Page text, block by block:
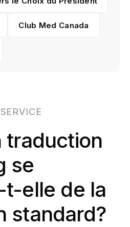
Club Med Canada
traduction
se
elle de la
standard?